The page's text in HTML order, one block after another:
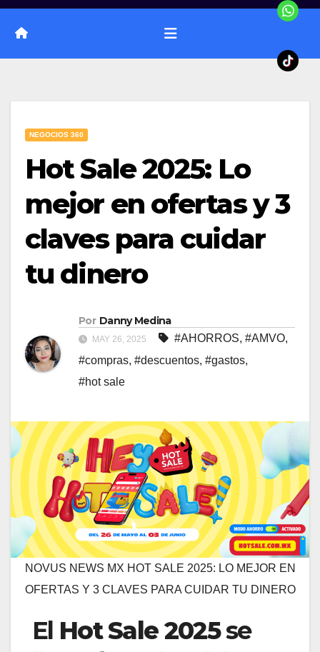
NEGOCIOS 360
Hot Sale 2025: Lo
mejor en ofertas y 3
claves para cuidar
tu dinero
Por Danny Medina
MAY 26, 2025 #AHORROS, #AMVO,
#compras, #descuentos, #gastos,
#hot sale
NOVUS NEWS MX HOT SALE 2025: LO MEJOR EN
OFERTAS Y 3 CLAVES PARA CUIDAR TU DINERO
El Hot Sale 2025se